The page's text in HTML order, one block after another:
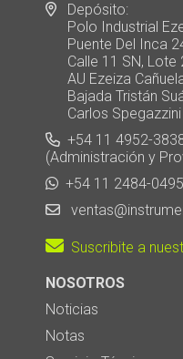
Depósito:
Polo Industrial
Puente Del Inca
Calle 11 SN, Lote
AU Ezeiza
Bajada Tristán
Carlos Spegazzini
+54 11 4952-
(Administración y
+54 11 2484-
Suscribite a
NOSOTROS
Noticias
Notas